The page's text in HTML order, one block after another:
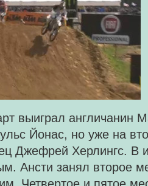
выиграл англичанин
Йонас, но уже на
Джефрей Херлингс. В
Ансти занял второе